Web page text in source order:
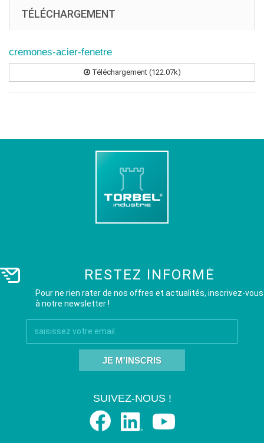
TÉLÉCHARGEMENT
cremones-acier-fenetre
Téléchargement (122.07k)
RESTEZ INFORMÉ
Pour ne rien rater de nos offres et actualités, inscrivez-vous
à notre newsletter !
JE M'INSCRIS
SUIVEZ-NOUS !